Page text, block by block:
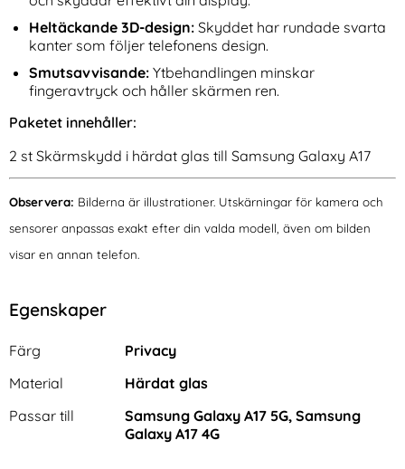
Heltäckande 3D-design: Skyddet har rundade svarta
kanter som följer telefonens design.
Smutsavvisande: Ytbehandlingen minskar
fingeravtryck och håller skärmen ren.
Paketet innehåller:
2 st Skärmskydd i härdat glas till Samsung Galaxy A17
Observera: Bilderna är illustrationer. Utskärningar för kamera och
sensorer anpassas exakt efter din valda modell, även om bilden
visar en annan telefon.
Egenskaper
Egenskaper/attribut för denna produkt
Attribut
Färg
Privacy
Material
Härdat glas
Passar till
Samsung Galaxy A17 5G, Samsung
Galaxy A17 4G